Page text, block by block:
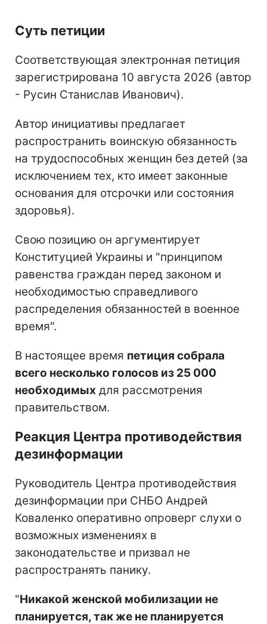
Суть петиции
Соответствующая электронная петиция
зарегистрирована 10 августа 2026 (автор
- Русин Станислав Иванович).
Автор инициативы предлагает
распространить воинскую обязанность
на трудоспособных женщин без детей (за
исключением тех, кто имеет законные
основания для отсрочки или состояния
здоровья).
Свою позицию он аргументирует
Конституцией Украины и "принципом
равенства граждан перед законом и
необходимостью справедливого
распределения обязанностей в военное
время".
В настоящее время петиция собрала
всего несколько голосов из 25 000
необходимых для рассмотрения
правительством.
Реакция Центра противодействия
дезинформации
Руководитель Центра противодействия
дезинформации при СНБО Андрей
Коваленко оперативно опроверг слухи о
возможных изменениях в
законодательстве и призвал не
распространять панику.
"Никакой женской мобилизации не
планируется, так же не планируется